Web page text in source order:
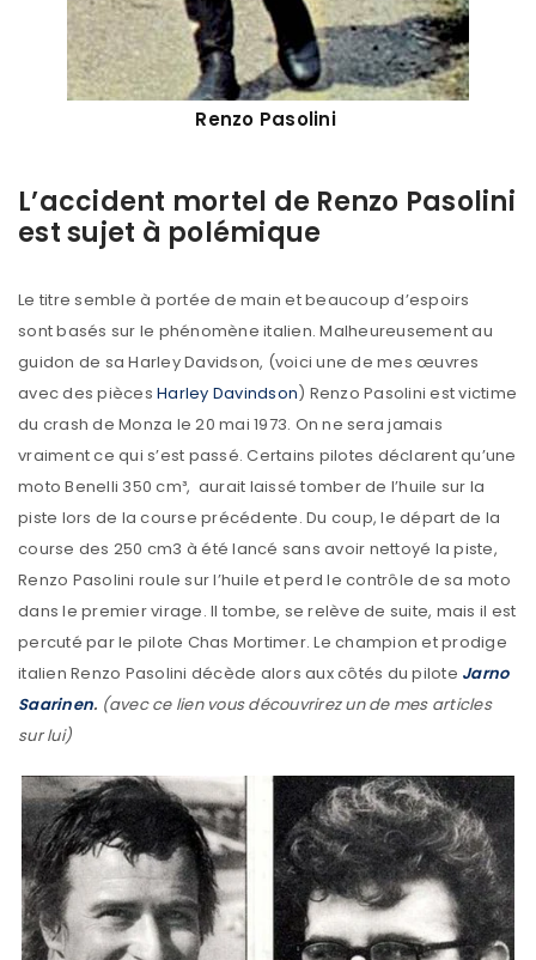
Renzo Pasolini
L’accident mortel de Renzo Pasolini
est sujet à polémique
Le titre semble à portée de main et beaucoup d’espoirs
sont basés sur le phénomène italien. Malheureusement au
guidon de sa Harley Davidson, (voici une de mes œuvres
avec des pièces Harley Davindson) Renzo Pasolini est victime
du crash de Monza le 20 mai 1973. On ne sera jamais
vraiment ce qui s’est passé. Certains pilotes déclarent qu’une
moto Benelli 350 cm³, aurait laissé tomber de l’huile sur la
piste lors de la course précédente. Du coup, le départ de la
course des 250 cm3 à été lancé sans avoir nettoyé la piste,
Renzo Pasolini roule sur l’huile et perd le contrôle de sa moto
dans le premier virage. Il tombe, se relève de suite, mais il est
percuté par le pilote Chas Mortimer. Le champion et prodige
italien Renzo Pasolini décède alors aux côtés du pilote Jarno
Saarinen. (avec ce lien vous découvrirez un de mes articles
sur lui)